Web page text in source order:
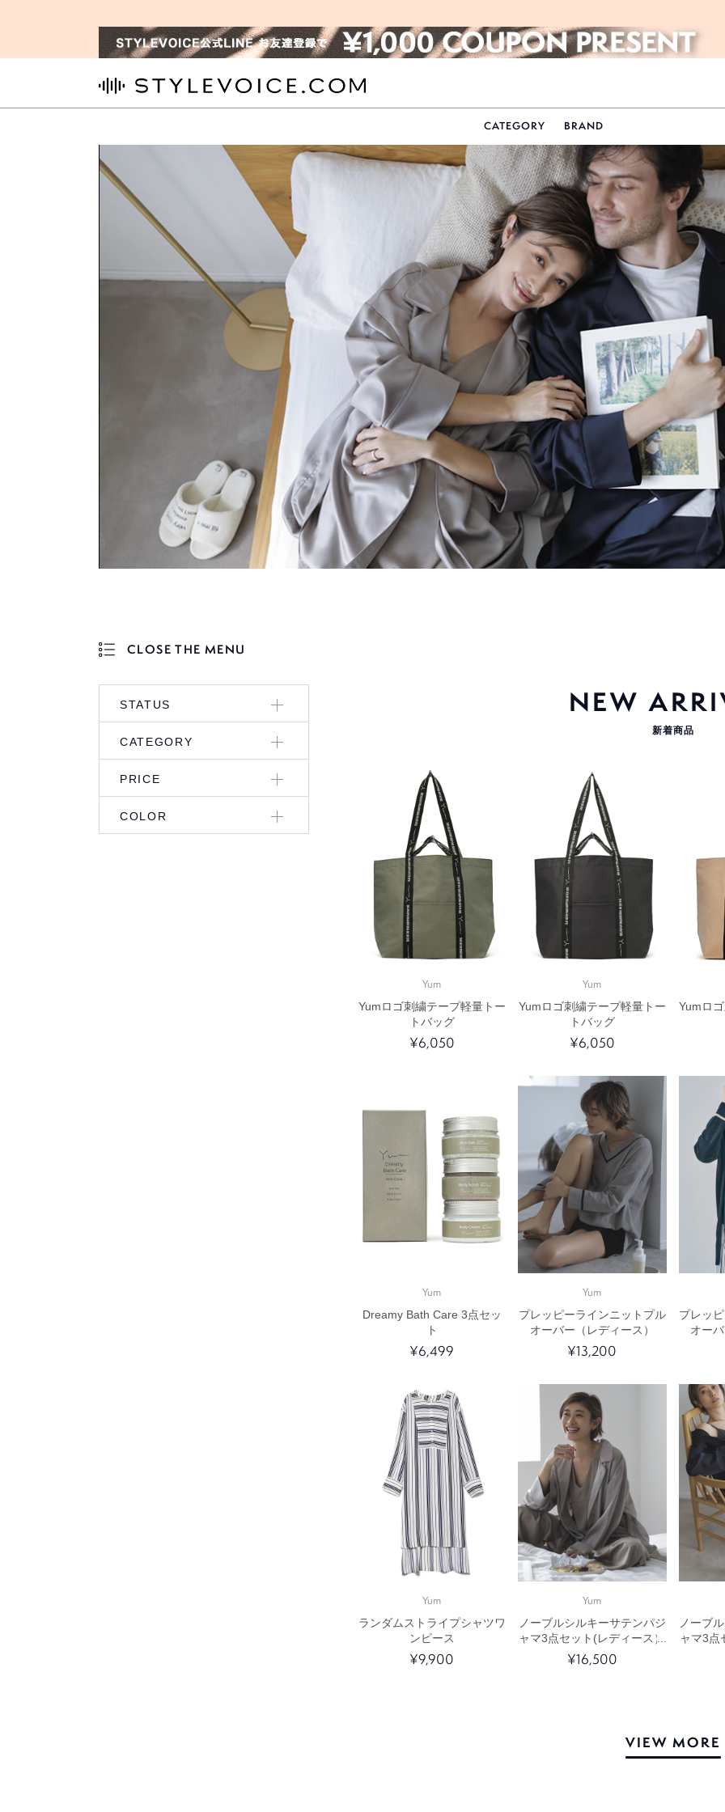
CATEGORY BRAND
CLOSE THE MENU
STATUS
CATEGORY
PRICE
COLOR
NEW
新着商品
Yum
Yumロゴ刺繍テープ軽量トー
トバッグ
¥6,050
Yum
Yumロゴ刺繍テープ軽量トー
トバッグ
¥6,050
Yumロ
Yum
Dreamy Bath Care 3点セッ
ト
¥6,499
Yum
プレッピーラインニットプル
オーバー（レディース）
¥13,200
プレッ
オー
Yum
ランダムストライプシャツワ
ンピース
¥9,900
Yum
ノーブルシルキーサテンパジ
ャマ3点セット(レディース）
¥16,500
ノーブ
ャマ3点
VIEW MORE